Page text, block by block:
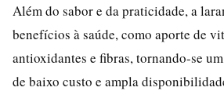
Além do sabor e da praticidade, a
benefícios à saúde, como aporte de
antioxidantes e fibras, tornando-se
de baixo custo e ampla